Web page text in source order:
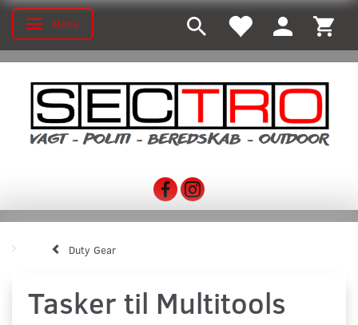
Toggle navigation
Menu
Duty Gear
Tasker til Multitools